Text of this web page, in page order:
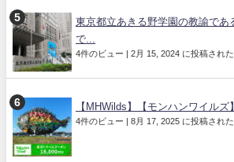
東京都立あきる野学園の教諭であ
で...
4件のビュー | 2月 15, 2024 に投稿された
【MHWilds】【モンハンワイルズ
4件のビュー | 8月 17, 2025 に投稿された